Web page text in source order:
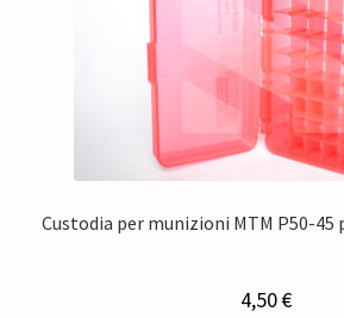
Custodia per munizioni MTM P50-45
4,50€